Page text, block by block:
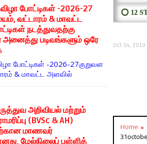
போட்டிகள் -2026-27
வட்டாரம் & மாவட்ட
நடத்துவதற்கு
படிவங்களும் ஒரே
போட்டிகள் -2026-27குறுவள
& மாவட்ட அளவில்
அறிவியல் மற்றும்
(BVSc & AH)
மாணவர்
மேல்நிலைப் பள்ளித்
⭕ 12
Oct 14, 2019
Home